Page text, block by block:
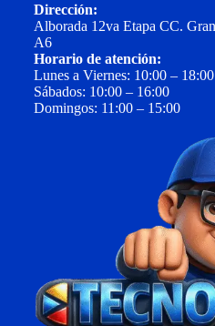
Dirección:
Alborada 12va Etapa CC.
A6
Horario de atención:
Lunes a Viernes: 10:00 – 18:00
Sábados: 10:00 – 16:00
Domingos: 11:00 – 15:00